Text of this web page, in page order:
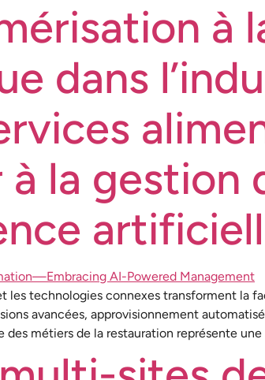
à
dans
la gestion
les technologies connexes transforment la
avancées, approvisionnement
des métiers de la restauration représente